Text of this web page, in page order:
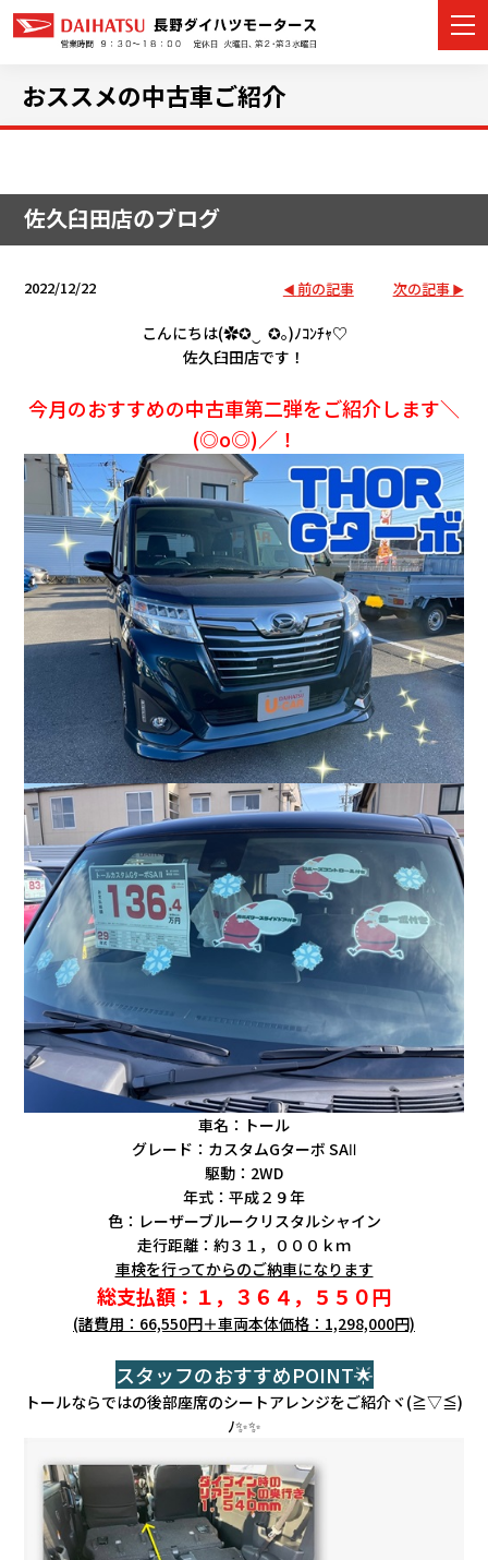
店舗情報
イベント・キャンペーン
アフターサポート
カタ
リコ
お問
おススメの中古車ご紹介
佐久臼田店のブログ
2022/12/22 前の記事 次の記事
こんにちは(✿✪‿ ✪｡)ﾉｺﾝﾁｬ♡
佐久臼田店です！
今月のおすすめの中古車第二弾をご紹介します＼
(◎o◎)／！
車名：トール
グレード：カスタムGターボ SAⅡ
駆動：2WD
年式：平成２９年
色：レーザーブルークリスタルシャイン
走行距離：約３１，０００ｋｍ
車検を行ってからのご納車になります
総支払額：１，３６４，５５０円
(諸費用：66,550円＋車両本体価格：1,298,000円)
スタッフのおすすめPOINT🌟
トールならではの後部座席のシートアレンジをご紹介ヾ(≧▽≦)
ﾉ✨✨